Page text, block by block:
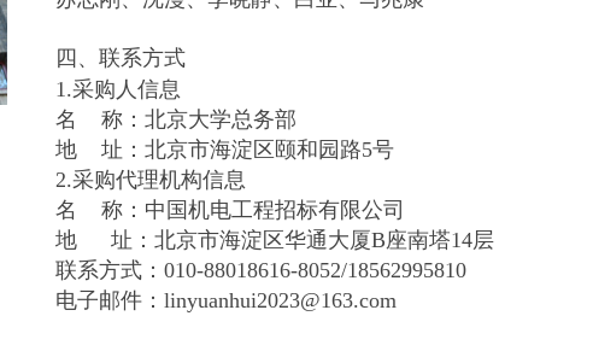
四、联系方式
1.采购人信息
名 称：北京大学总务部
地 址：北京市海淀区颐和园路5号
2.采购代理机构信息
名 称：中国机电工程招标有限公司
地 址：北京市海淀区华通大厦B座南塔14层
联系方式：010-88018616-8052/18562995810
电子邮件：linyuanhui2023@163.com